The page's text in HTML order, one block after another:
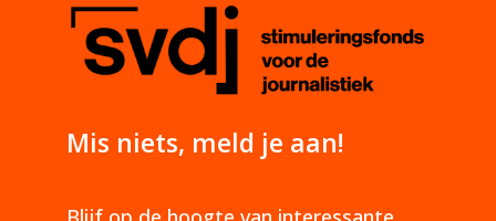
Mis niets, meld je aan!